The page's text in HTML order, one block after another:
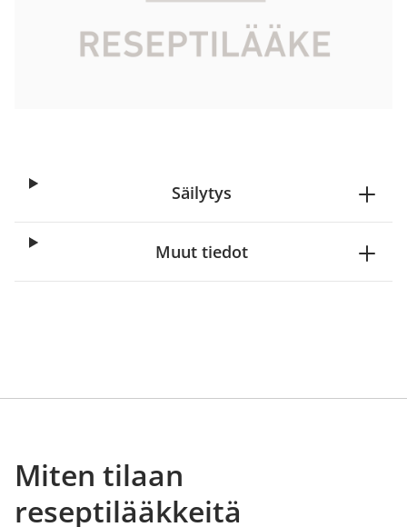
Tarkista Kela-korvattavuus
Säilytys
Muut tiedot
Miten tilaan
reseptilääkkeitä